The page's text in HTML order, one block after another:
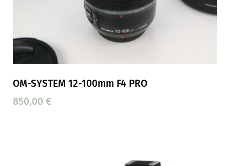
OM-SYSTEM 12-100mm F4 PRO
850,00 €